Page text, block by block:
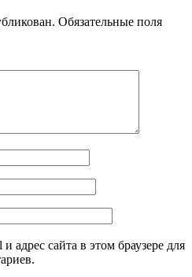
Обязательные поля
адрес сайта в этом браузере для